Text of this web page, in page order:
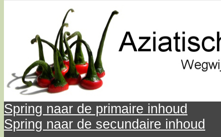
Spring naar de primaire inhoud
Spring naar de secundaire inhoud